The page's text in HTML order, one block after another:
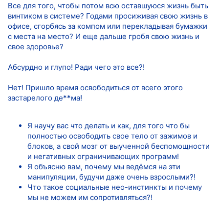
Все для того, чтобы потом всю оставшуюся жизнь быть
винтиком в системе? Годами просиживая свою жизнь в
офисе, сгорбясь за компом или перекладывая бумажки
с места на место? И еще дальше гробя свою жизнь и
свое здоровье?
Абсурдно и глупо! Ради чего это все?!
Нет! Пришло время освободиться от всего этого
застарелого де**ма!
Я научу вас что делать и как, для того что бы
полностью освободить свое тело от зажимов и
блоков, а свой мозг от выученной беспомощности
и негативных ограничивающих программ!
Я объясню вам, почему мы ведёмся на эти
манипуляции, будучи даже очень взрослыми?!
Что такое социальные нео-инстинкты и почему
мы не можем им сопротивляться?!